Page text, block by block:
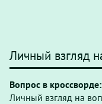
Личный взгляд
Вопрос в кроссворде:
Личный взгляд на